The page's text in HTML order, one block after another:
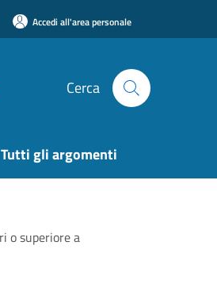
Accedi all'area personale
Cerca
Tutti gli argomenti
o superiore a